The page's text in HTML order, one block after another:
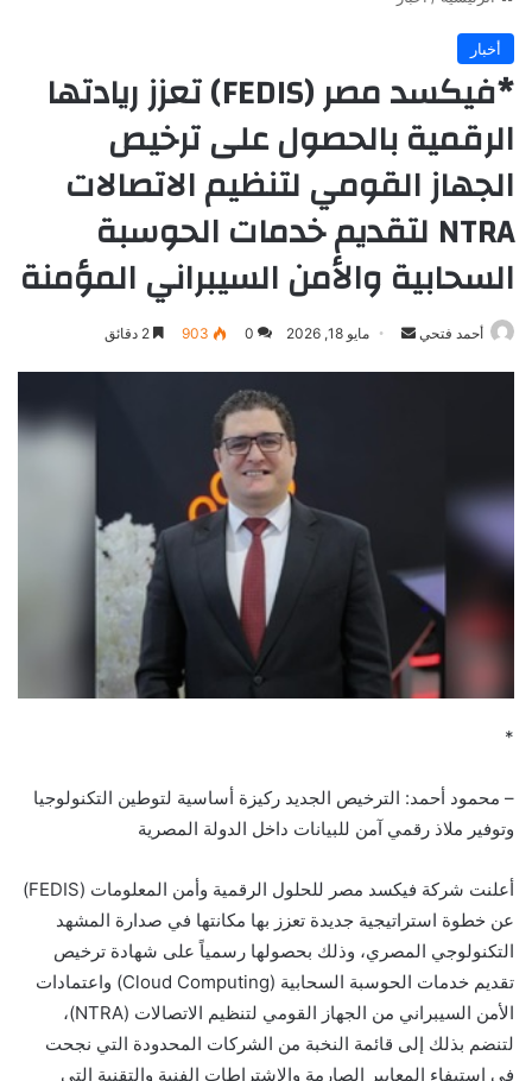
أخبار
*فيكسد مصر (FEDIS) تعزز ريادتها
الرقمية بالحصول على ترخيص
الجهاز القومي لتنظيم الاتصالات
NTRA لتقديم خدمات الحوسبة
السحابية والأمن السيبراني المؤمنة
أحمد فتحي
أرسل مايو 18, 2026 0
903
*
– محمود أحمد: الترخيص الجديد ركيزة أساسية لتوطين التكنولوجيا
وتوفير ملاذ رقمي آمن للبيانات داخل الدولة المصرية
أعلنت شركة فيكسد مصر للحلول الرقمية وأمن المعلومات (FEDIS)
عن خطوة استراتيجية جديدة تعزز بها مكانتها في صدارة المشهد
التكنولوجي المصري، وذلك بحصولها رسمياً على شهادة ترخيص
تقديم خدمات الحوسبة السحابية (Cloud Computing) واعتمادات
الأمن السيبراني من الجهاز القومي لتنظيم الاتصالات (NTRA)،
لتنضم بذلك إلى قائمة النخبة من الشركات المحدودة التي نجحت
في استيفاء المعايير الصارمة والاشتراطات الفنية والتقنية التي